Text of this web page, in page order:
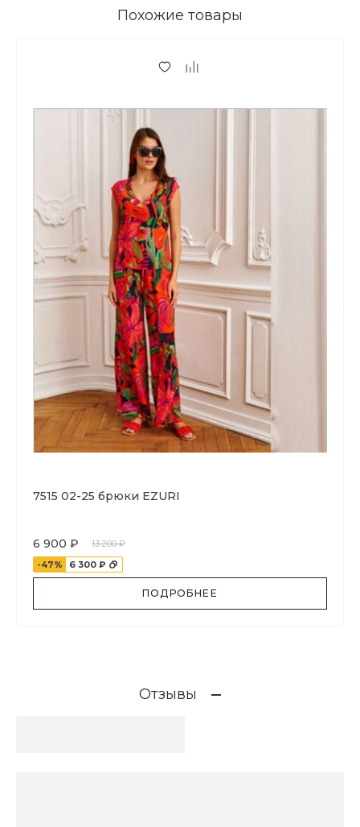
Похожие товары
7515 02-25 брюки EZURI
6 900 ₽
13 200 ₽
-47%
6 300 ₽
ПОДРОБНЕЕ
Отзывы